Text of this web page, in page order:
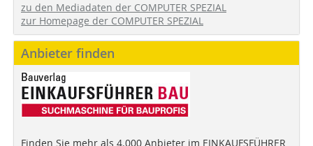
zu den Mediadaten der COMPUTER SPEZIAL
zur Homepage der COMPUTER SPEZIAL
Anbieter finden
Finden Sie mehr als 4.000 Anbieter im EINKAUFSFÜHRER